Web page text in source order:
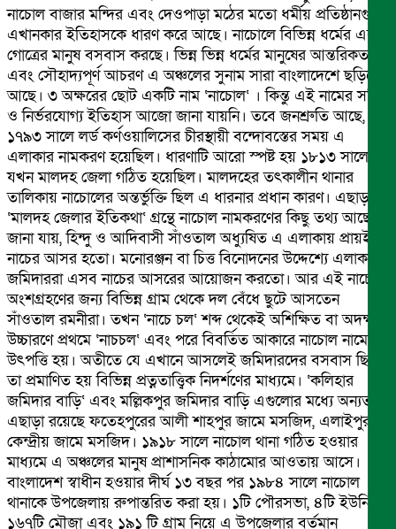
নাচোল বাজার মন্দির এবং দেওপাড়া মঠের মতো ধর্মীয় প্রতিষ্ঠানগুলো
এখানকার ইতিহাসকে ধারণ করে আছে। নাচোলে বিভিন্ন ধর্মের এবং
গোত্রের মানুষ বসবাস করছে। ভিন্ন ভিন্ন ধর্মের মানুষের আন্তরিকতা
এবং সৌহাদ্যপূর্ণ আচরণ এ অঞ্চলের সুনাম সারা বাংলাদেশে ছড়িয়ে
আছে। ৩ অক্ষরের ছোট একটি নাম ‘নাচোল‘ । কিন্তু এই নামের সঠিক
ও নির্ভরযোগ্য ইতিহাস আজো জানা যায়নি। তবে জনশ্রুতি আছে,
১৭৯৩ সালে লর্ড কর্ণওয়ালিসের চীরস্থায়ী বন্দোবস্তের সময় এ
এলাকার নামকরণ হয়েছিল। ধারণাটি আরো স্পষ্ট হয় ১৮১৩ সালে
যখন মালদহ জেলা গঠিত হয়েছিল। মালদহের তৎকালীন থানার
তালিকায় নাচোলের অন্তর্ভুক্তি ছিল এ ধারনার প্রধান কারণ। এছাড়া
‘মালদহ জেলার ইতিকথা‘ গ্রন্থে নাচোল নামকরণের কিছু তথ্য আছে।
জানা যায়, হিন্দু ও আদিবাসী সাঁওতাল অধ্যুষিত এ এলাকায় প্রায়ই
নাচের আসর হতো। মনোরঞ্জন বা চিত্ত বিনোদনের উদ্দেশ্যে এলাকার
জমিদাররা এসব নাচের আসরের আয়োজন করতো। আর এই নাচে
অংশগ্রহণের জন্য বিভিন্ন গ্রাম থেকে দল বেঁধে ছুটে আসতেন
সাঁওতাল রমনীরা। তখন ‘নাচে চল‘ শব্দ থেকেই অশিক্ষিত বা অদক্ষ
উচ্চারণে প্রথমে ‘নাচচল‘ এবং পরে বিবর্তিত আকারে নাচোল নামের
উৎপত্তি হয়। অতীতে যে এখানে আসলেই জমিদারদের বসবাস ছিল,
তা প্রমাণিত হয় বিভিন্ন প্রত্নতাত্ত্বিক নিদর্শণের মাধ্যমে। ‘কলিহার
জমিদার বাড়ি‘ এবং মল্লিকপুর জমিদার বাড়ি এগুলোর মধ্যে অন্যতম।
এছাড়া রয়েছে ফতেহপুরের আলী শাহপুর জামে মসজিদ, এলাইপুর
কেন্দ্রীয় জামে মসজিদ। ১৯১৮ সালে নাচোল থানা গঠিত হওয়ার
মাধ্যমে এ অঞ্চলের মানুষ প্রাশাসনিক কাঠামোর আওতায় আসে।
বাংলাদেশ স্বাধীন হওয়ার দীর্ঘ ১৩ বছর পর ১৯৮৪ সালে নাচোল
থানাকে উপজেলায় রুপান্তরিত করা হয়। ১টি পৌরসভা, ৪টি ইউনিয়ন,
১৬৭টি মৌজা এবং ১৯১ টি গ্রাম নিয়ে এ উপজেলার বর্তমান